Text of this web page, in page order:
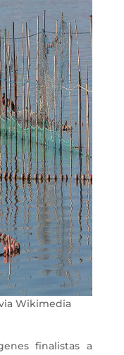
Wikimedia
finalistas a